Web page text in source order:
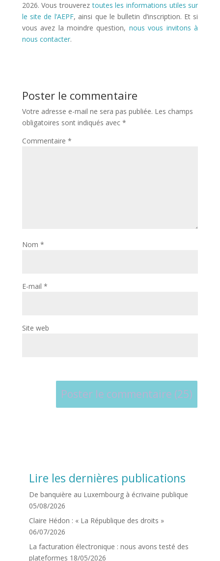
2026. Vous trouverez toutes les informations utiles sur
le site de l’AEPF, ainsi que le bulletin d’inscription. Et si
vous avez la moindre question, nous vous invitons à
nous contacter.
Poster le commentaire
Votre adresse e-mail ne sera pas publiée. Les champs
obligatoires sont indiqués avec *
Commentaire *
Nom *
E-mail *
Site web
Lire les dernières publications
De banquière au Luxembourg à écrivaine publique
05/08/2026
Claire Hédon : « La République des droits »
06/07/2026
La facturation électronique : nous avons testé des
plateformes 18/05/2026